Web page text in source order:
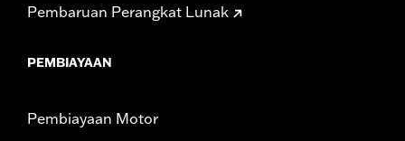
Pembaruan Perangkat Lunak
PEMBIAYAAN
Pembiayaan Motor